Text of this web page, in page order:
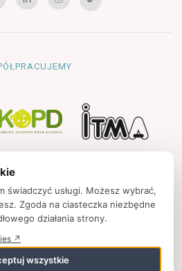
główna
prywatności
Kontakt
partnerskie
świadczyć usługi. Możesz wybrać,
Zgoda na ciasteczka niezbędne
działania strony.
↗
wszystkie